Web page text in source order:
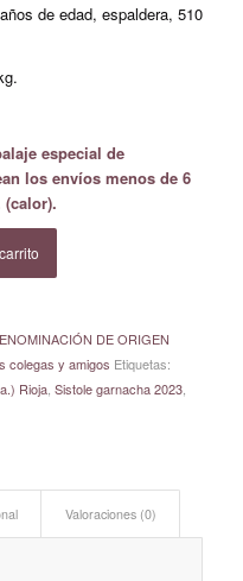
de edad, espaldera, 510
especial de
los envíos menos de 6
DE ORIGEN
colegas y amigos Etiquetas:
Rioja, Sistole garnacha 2023,
Valoraciones (0)